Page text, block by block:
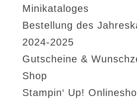
Minikataloges
Bestellung des
2024-2025
Gutscheine &
Shop
Stampin‘ Up!